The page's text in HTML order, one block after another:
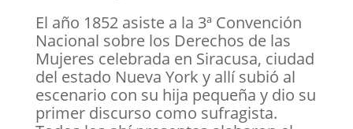
El año 1852 asiste a la 3ª Convención
Nacional sobre los Derechos de las
Mujeres celebrada en Siracusa, ciudad
del estado Nueva York y allí subió al
escenario con su hija pequeña y dio su
primer discurso como sufragista.